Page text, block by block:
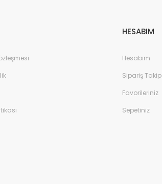
HESABIM
Hesabım
Sipariş Takip
Favorileriniz
Sepetiniz